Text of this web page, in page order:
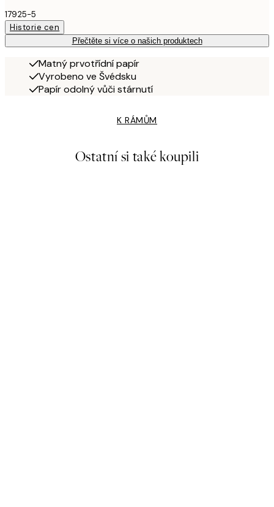
17925-5
Historie cen
Přečtěte si více o našich produktech
Matný prvotřídní papír
Vyrobeno ve Švédsku
Papír odolný vůči stárnutí
K RÁMŮM
Ostatní si také koupili